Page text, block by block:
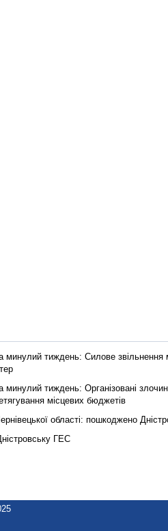
минулий тиждень: Силове звільнення
минулий тиждень: Організовані
місцевих бюджетів
області: пошкоджено
ГЕС